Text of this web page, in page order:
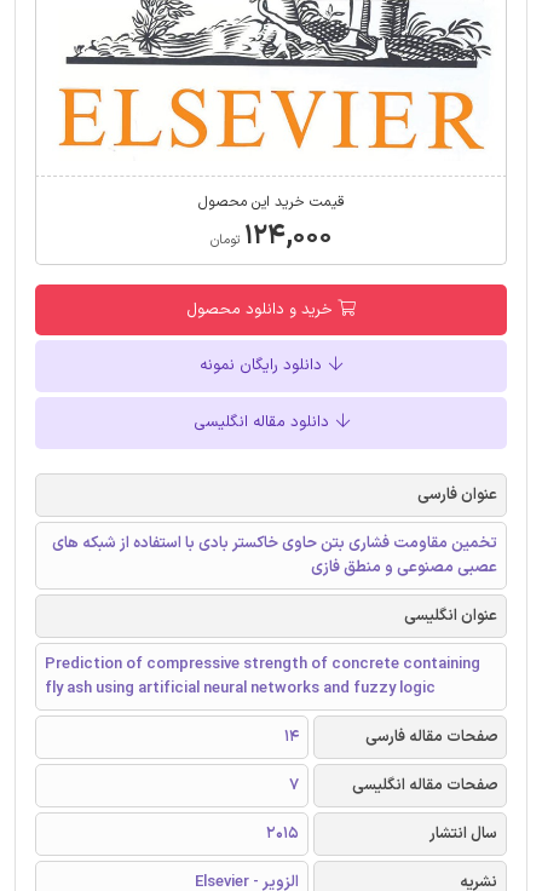
قیمت خرید این محصول
۱۲۴,۰۰۰ تومان
خرید و دانلود محصول
دانلود رایگان نمونه
دانلود مقاله انگلیسی
عنوان فارسی
تخمین مقاومت فشاری بتن حاوی خاکستر بادی با استفاده از شبکه های
عصبی مصنوعی و منطق فازی
عنوان انگلیسی
Prediction of compressive strength of concrete containing
fly ash using artificial neural networks and fuzzy logic
صفحات مقاله فارسی
14
صفحات مقاله انگلیسی
7
سال انتشار
2015
نشریه
الزویر - Elsevier